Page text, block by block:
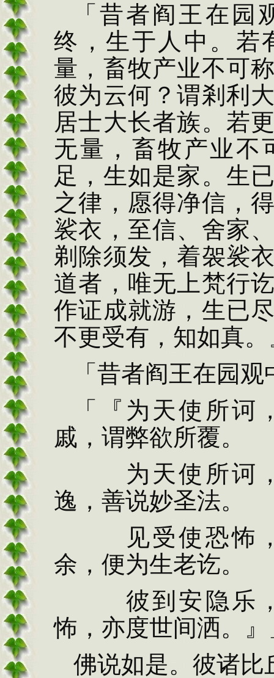
「昔者阎王在园
终，生于人中。若
量，畜牧产业不可
彼为云何？谓剎利
居士大长者族。若
无量，畜牧产业不
足，生如是家。生
之律，愿得净信，
裟衣，至信、舍家
剃除须发，着袈裟
道者，唯无上梵行
作证成就游，生已
不更受有，知如真。
「昔者阎王在园观
「『为天使所诃
戚，谓弊欲所覆。
为天使所诃，
逸，善说妙圣法。
见受使恐怖，
余，便为生老讫。
彼到安隐乐，
怖，亦度世间洒。』
佛说如是。彼诸比